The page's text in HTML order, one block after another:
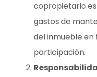
copropietario
gastos de
del inmueble en
participación.